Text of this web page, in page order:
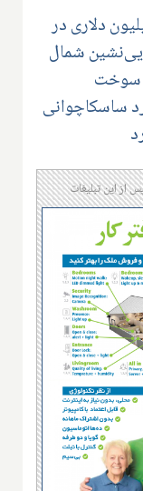
خانه حداقل ۲ میلیون دلاری در
شمال
سوخت
ساسکاچوانی
از این تبلیغات